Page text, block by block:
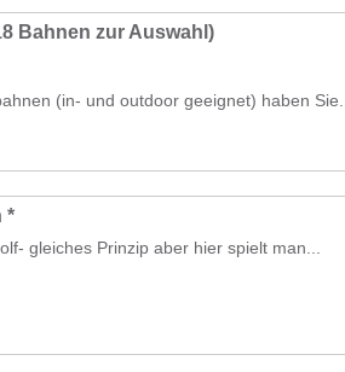
Bahnen zur Auswahl)
(in- und outdoor geeignet) haben Sie...
*
gleiches Prinzip aber hier spielt man...